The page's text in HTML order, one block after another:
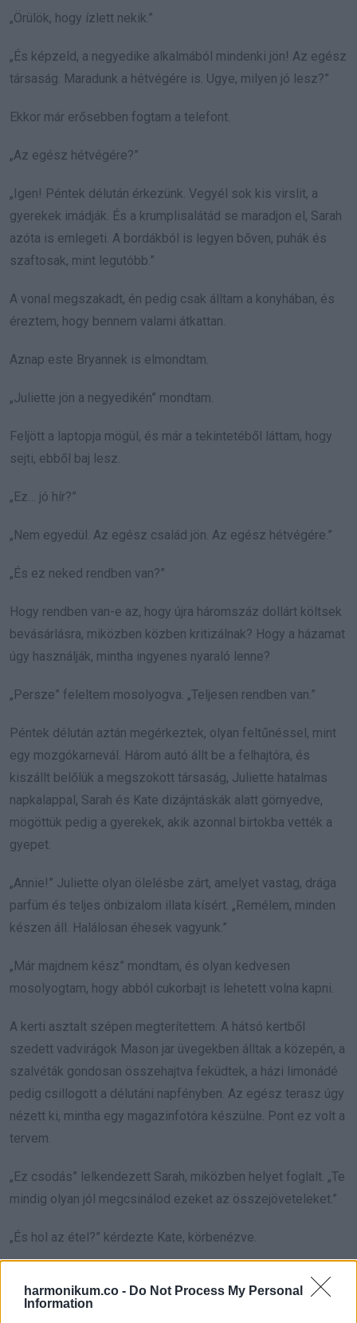
harmonikum.co - Do Not Process My Personal
Information
„Örülök, hogy ízlett nekik.”
„És képzeld, a negyedike alkalmából mindenki jön! Az egész
társaság. Maradunk a hétvégére is. Ugye, milyen jó lesz?”
Ekkor már erősebben fogtam a telefont.
„Az egész hétvégére?”
„Igen! Péntek délután érkezünk. Vegyél sok kis virslit, a
gyerekek imádják. És a krumplisalátád se maradjon el, Sarah
azóta is emlegeti. A bordákból is legyen bőven, puhák és
szaftosak, mint legutóbb.”
A vonal megszakadt, én pedig csak álltam a konyhában, és
éreztem, hogy bennem valami átkattan.
Aznap este Bryannek is elmondtam.
„Juliette jön a negyedikén” mondtam.
Feljött a laptopja mögül, és már a tekintetéből láttam, hogy
sejti, ebből baj lesz.
„Ez… jó hír?”
„Nem egyedül. Az egész család jön. Az egész hétvégére.”
„És ez neked rendben van?”
Hogy rendben van-e az, hogy újra háromszáz dollárt költsek
bevásárlásra, miközben közben kritizálnak? Hogy a házamat
úgy használják, mintha ingyenes nyaraló lenne?
„Persze” feleltem mosolyogva. „Teljesen rendben van.”
Péntek délután aztán megérkeztek, olyan feltűnéssel, mint
egy mozgókarnevál. Három autó állt be a felhajtóra, és
kiszállt belőlük a megszokott társaság, Juliette hatalmas
napkalappal, Sarah és Kate dizájntáskák alatt görnyedve,
mögöttük pedig a gyerekek, akik azonnal birtokba vették a
gyepet.
„Annie!” Juliette olyan ölelésbe zárt, amelyet vastag, drága
parfüm és teljes önbizalom illata kísért. „Remélem, minden
készen áll. Halálosan éhesek vagyunk.”
„Már majdnem kész” mondtam, és olyan kedvesen
mosolyogtam, hogy abból cukorbajt is lehetett volna kapni.
A kerti asztalt szépen megterítettem. A hátsó kertből
szedett vadvirágok Mason jar üvegekben álltak a közepén, a
szalvéták gondosan összehajtva feküdtek, a házi limonádé
pedig csillogott a délutáni napfényben. Az egész terasz úgy
nézett ki, mintha egy magazinfotóra készülne. Pont ez volt a
tervem.
„Ez csodás” lelkendezett Sarah, miközben helyet foglalt. „Te
mindig olyan jól megcsinálod ezeket az összejöveteleket.”
„És hol az étel?” kérdezte Kate, körbenézve.